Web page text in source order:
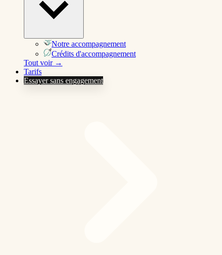
Notre accompagnement
Crédits d'accompagnement
Tout voir →
Tarifs
Essayer sans engagement